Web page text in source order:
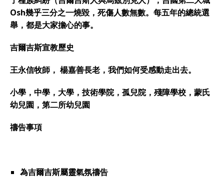
Osh幾乎三分之一燒毀，死傷人數無數。每五年的總統選
舉，都是大家擔心的事。
吉爾吉斯宣教歷史
王永信牧師， 楊嘉善長老，我們如何受感動走出去。
小學，中學，大學，技術學院，孤兒院，殘障學校，蒙氏
幼兒園，第二所幼兒園
禱告事項
為吉爾吉斯屬靈氣氛禱告